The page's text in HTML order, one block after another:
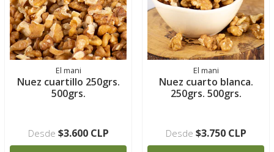
El mani
Nuez cuartillo 250grs.
500grs.
Desde $3.600 CLP
El mani
Nuez cuarto blanca.
250grs. 500grs.
Desde $3.750 CLP